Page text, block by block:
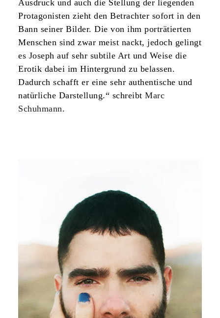
Ausdruck und auch die Stellung der liegenden
Protagonisten zieht den Betrachter sofort in den
Bann seiner Bilder. Die von ihm porträtierten
Menschen sind zwar meist nackt, jedoch gelingt
es Joseph auf sehr subtile Art und Weise die
Erotik dabei im Hintergrund zu belassen.
Dadurch schafft er eine sehr authentische und
natürliche Darstellung.“ schreibtMarc
Schuhmann.